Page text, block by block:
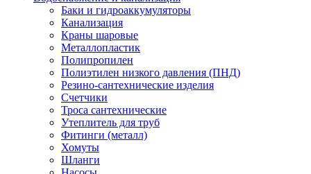
Баки и гидроаккумуляторы
Канализация
Краны шаровые
Металлопластик
Полипропилен
Полиэтилен низкого давления (ПНД)
Резино-сантехнические изделия
Счетчики
Троса сантехнические
Утеплитель для труб
Фитинги (металл)
Хомуты
Шланги